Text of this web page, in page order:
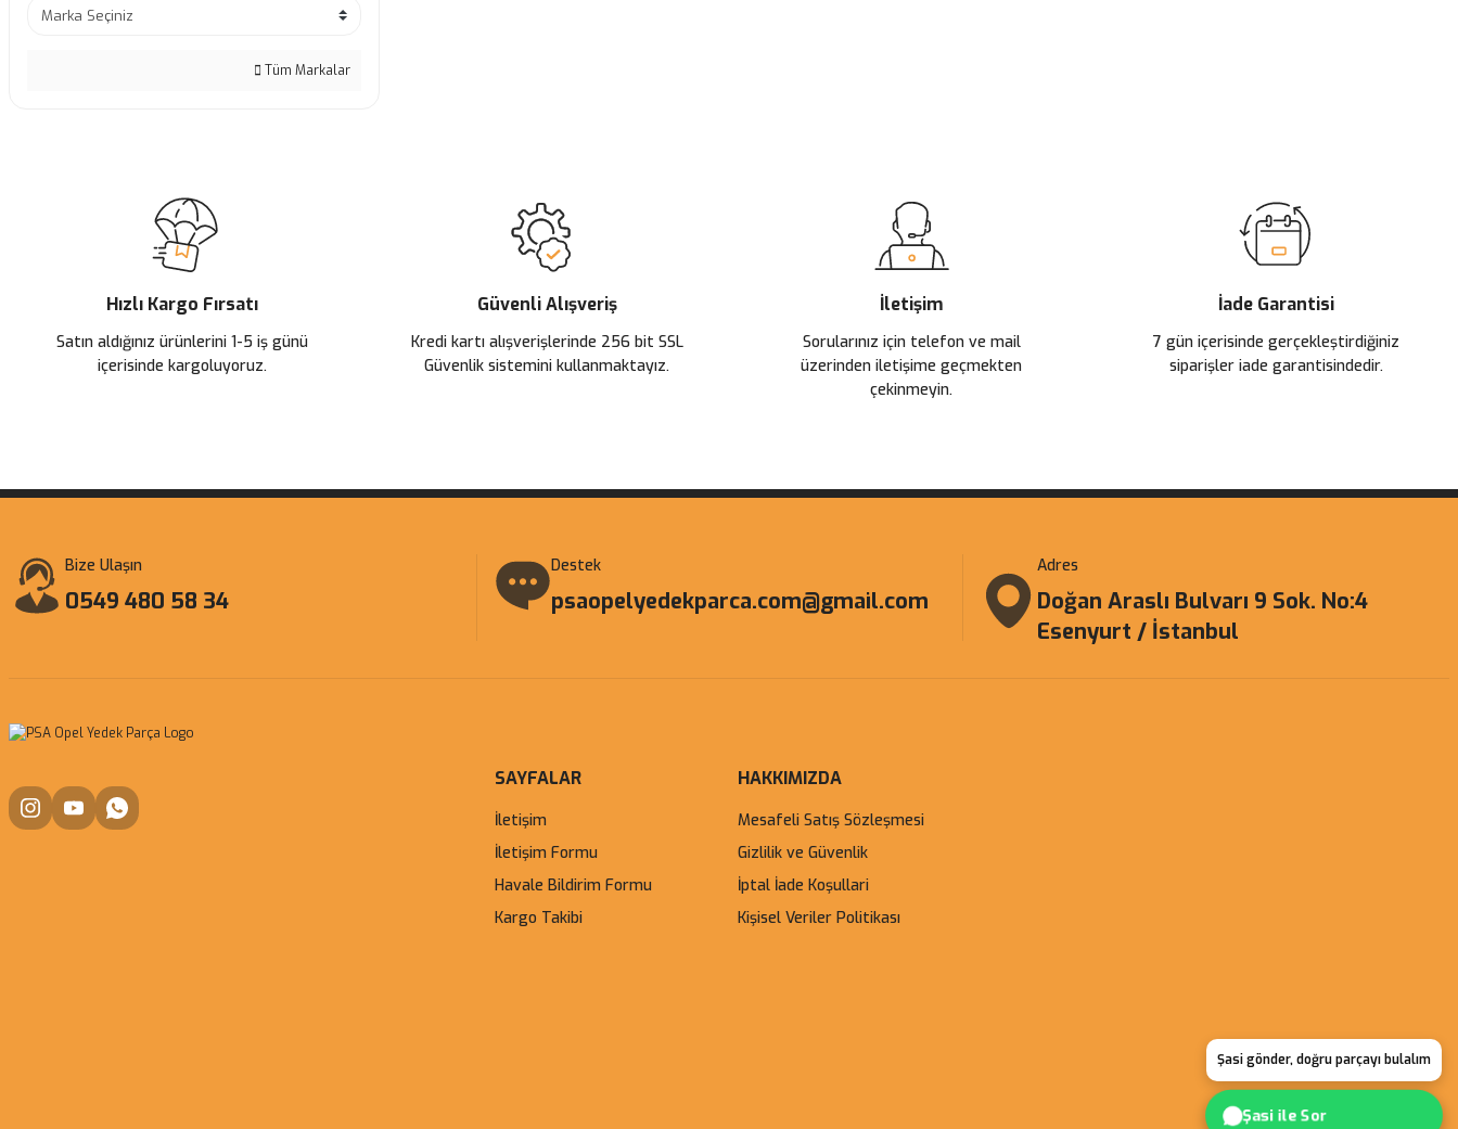
Tüm Markalar
Hızlı Kargo Fırsatı
Satın aldığınız ürünlerini 1-5 iş günü
içerisinde kargoluyoruz.
Güvenli Alışveriş
Kredi kartı alışverişlerinde 256 bit SSL
Güvenlik sistemini kullanmaktayız.
İletişim
Sorularınız için telefon ve mail
üzerinden iletişime geçmekten
çekinmeyin.
İade Garantisi
7 gün içerisinde gerçekleştirdiğiniz
siparişler iade garantisindedir.
Bize Ulaşın
0549 480 58 34
Destek
psaopelyedekparca.com@gmail.com
Adres
Doğan Araslı Bulvarı 9 Sok. No:4
Esenyurt / İstanbul
Şasi gönder, doğru parçayı bulalım
Şasi ile Sor
SAYFALAR
İletişim
İletişim Formu
Havale Bildirim Formu
Kargo Takibi
HAKKIMIZDA
Mesafeli Satış Sözleşmesi
Gizlilik ve Güvenlik
İptal İade Koşullari
Kişisel Veriler Politikası